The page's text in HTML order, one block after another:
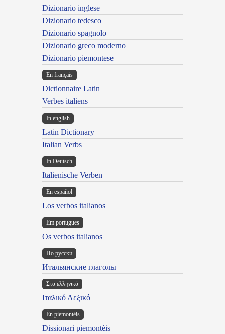
Dizionario inglese
Dizionario tedesco
Dizionario spagnolo
Dizionario greco moderno
Dizionario piemontese
En français
Dictionnaire Latin
Verbes italiens
In english
Latin Dictionary
Italian Verbs
In Deutsch
Italienische Verben
En español
Los verbos italianos
Em portugues
Os verbos italianos
По русски
Итальянские глаголы
Στα ελληνικά
Ιταλικό Λεξικό
Ën piemontèis
Dissionari piemontèis